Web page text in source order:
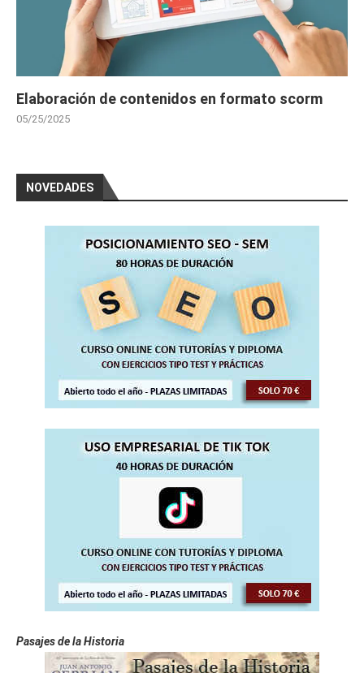
Elaboración de contenidos en formato scorm
05/25/2025
NOVEDADES
Pasajes de la Historia